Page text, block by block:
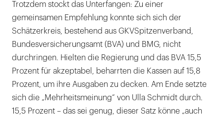
Trotzdem stockt das Unterfangen: Zu einer
gemeinsamen Empfehlung konnte sich sich der
Schätzerkreis, bestehend aus GKVSpitzenverband,
Bundesversicherungsamt (BVA) und BMG, nicht
durchringen. Hielten die Regierung und das BVA 15,5
Prozent für akzeptabel, beharrten die Kassen auf 15,8
Prozent, um ihre Ausgaben zu decken. Am Ende setzte
sich die „Mehrheitsmeinung“ von Ulla Schmidt durch.
15,5 Prozent – das sei genug, dieser Satz könne „auch